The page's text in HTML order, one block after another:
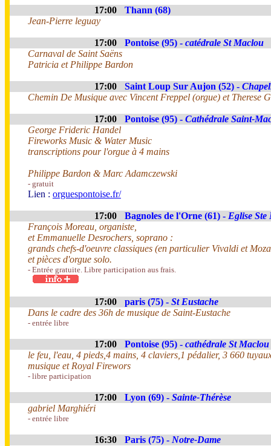
17:00
Thann (68)
Jean-Pierre leguay
17:00 Pontoise (95) - catédrale St Maclou
Carnaval de Saint Saëns
Patricia et Philippe Bardon
17:00 Saint Loup Sur Aujon (52) -
Chemin De Musique avec Vincent Freppel (orgue) et Therese
17:00 Pontoise (95) - Cathédrale Saint-
George Frideric Handel
Fireworks Music & Water Music
transcriptions pour l'orgue à 4 mains
Philippe Bardon & Marc Adamczewski
- gratuit
Lien : orguespontoise.fr/
17:00 Bagnoles de l'Orne (61) - Eglise Ste
François Moreau, organiste,
et Emmanuelle Desrochers, soprano :
grands chefs-d'oeuvre classiques (en particulier Vivaldi et
et pièces d'orgue solo.
- Entrée gratuite. Libre participation aus frais.
17:00 paris (75) - St Eustache
Dans le cadre des 36h de musique de Saint-Eustache
- entrée libre
17:00 Pontoise (95) - cathédrale St Maclou
le feu, l'eau, 4 pieds,4 mains, 4 claviers,1 pédalier, 3 660
musique et Royal Firewors
- libre participation
17:00 Lyon (69) - Sainte-Thérèse
gabriel Marghiéri
- entrée libre
16:30 Paris (75) - Notre-Dame